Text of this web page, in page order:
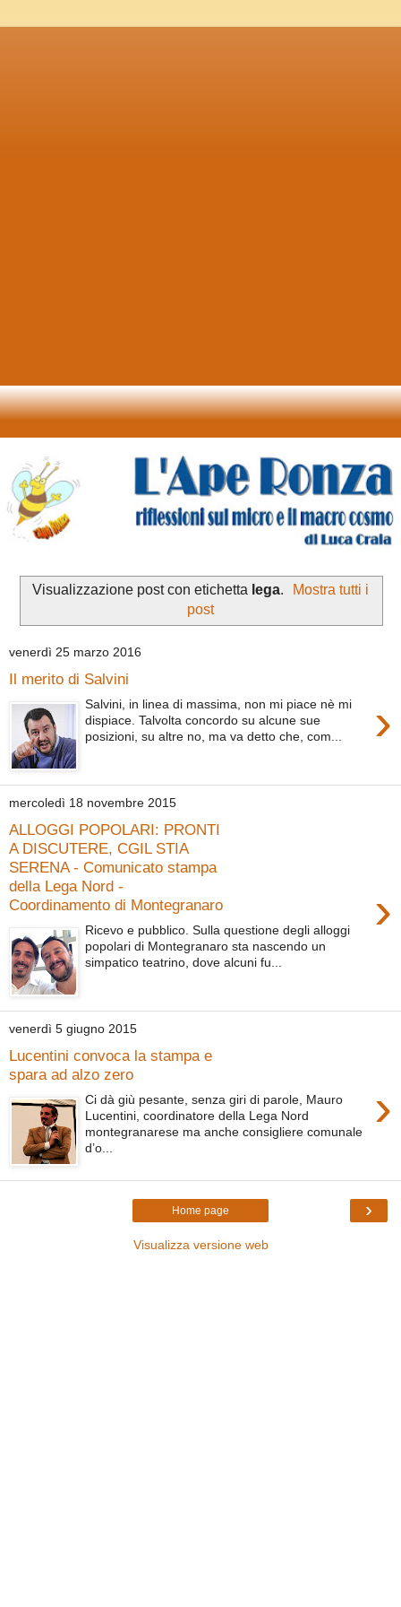
Visualizzazione post con etichetta lega.
Mostra tutti i
post
venerdì 25 marzo 2016
Il merito di Salvini
›
Salvini, in linea di massima, non mi piace nè mi
dispiace. Talvolta concordo su alcune sue
posizioni, su altre no, ma va detto che, com...
mercoledì 18 novembre 2015
ALLOGGI POPOLARI: PRONTI
A DISCUTERE, CGIL STIA
SERENA - Comunicato stampa
della Lega Nord -
Coordinamento di Montegranaro
›
Ricevo e pubblico. Sulla questione degli alloggi
popolari di Montegranaro sta nascendo un
simpatico teatrino, dove alcuni fu...
venerdì 5 giugno 2015
Lucentini convoca la stampa e
spara ad alzo zero
›
Ci dà giù pesante, senza giri di parole, Mauro
Lucentini, coordinatore della Lega Nord
montegranarese ma anche consigliere comunale
d’o...
›
Home page
Visualizza versione web